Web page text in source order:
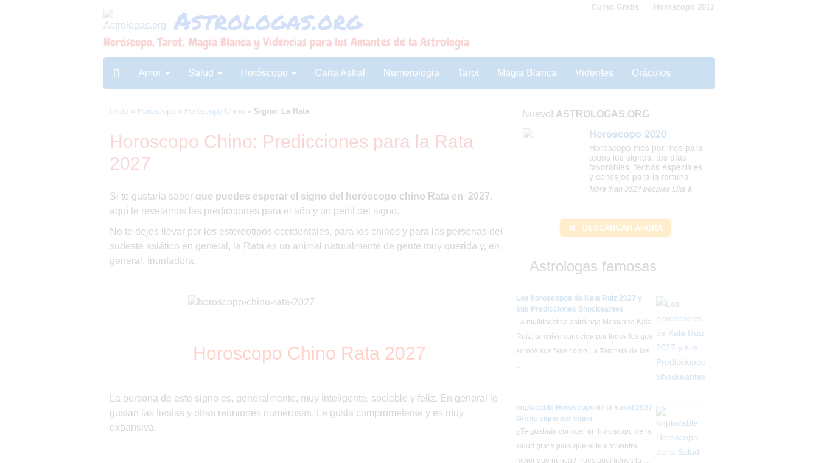
Curso Gratis Horoscopo 2017
Skip
to
content
Astrologas.org
Horóscopo, Tarot, Magia Blanca y Videncias para los Amantes de la Astrología
Amor Salud Horóscopo Carta Astral Numerologia Tarot Magia Blanca Videntes Oráculos
Inicio » Horóscopo » Horóscopo Chino » Signo: La Rata
Horoscopo Chino: Predicciones para la Rata
2027
Si te gustaría saber que puedes esperar el signo del horóscopo chino Rata en 2027,
aquí te revelamos las predicciones para el año y un perfil del signo.
No te dejes llevar por los estereotipos occidentales, para los chinos y para las personas del
sudeste asiático en general, la Rata es un animal naturalmente de gente muy querida y, en
general, triunfadora.
Horoscopo Chino Rata 2027
La persona de este signo es, generalmente, muy inteligente, sociable y feliz. En general le
gustan las fiestas y otras reuniones numerosas. Le gusta comprometerse y es muy
expansiva.
Nuevo! ASTROLOGAS.ORG
Horóscopo 2020
Horóscopo mes por mes para
todos los signos, tus días
favorables, fechas especiales
y consejos para la fortuna
More than 3524 peoples Like It
DESCARGAR AHORA
Astrologas famosas
Los horoscopos de Kala Ruiz 2027 y
sus Predicciones Shockeantes
La multifácetica astróloga Mexicana Kala
Ruiz, también conocida por todos los que
somos sus fans como La Tarotista de las
…
Implacable Horoscopo de la Salud 2027
Gratis signo por signo
¿Te gustaría conocer un horoscopo de la
salud gratis para que el te encuentre
mejor que nunca? Pues aquí tienes la …